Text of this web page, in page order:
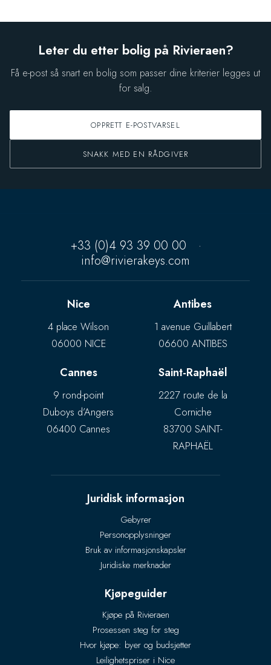
Leter du etter bolig på Rivieraen?
Få e-post så snart en bolig som passer dine kriterier legges ut
for salg.
OPPRETT E-POSTVARSEL
SNAKK MED EN RÅDGIVER
+33 (0)4 93 39 00 00
·
info@rivierakeys.com
Nice
4 place Wilson
06000 NICE
Antibes
1 avenue Guillabert
06600 ANTIBES
Cannes
9 rond-point
Duboys d’Angers
06400 Cannes
Saint-Raphaël
2227 route de la
Corniche
83700 SAINT-
RAPHAËL
Juridisk informasjon
Gebyrer
Personopplysninger
Bruk av informasjonskapsler
Juridiske merknader
Kjøpeguider
Kjøpe på Rivieraen
Prosessen steg for steg
Hvor kjøpe: byer og budsjetter
Leilighetspriser i Nice